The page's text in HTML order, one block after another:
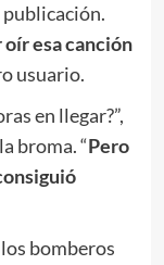
publicación.
esa canción
usuario.
en llegar?”,
broma. “Pero
bomberos